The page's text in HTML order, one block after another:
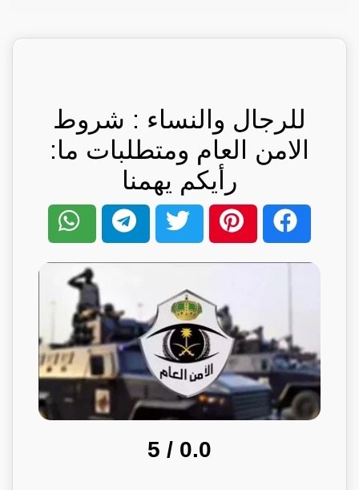
للرجال والنساء : شروط
الامن العام ومتطلبات ما:
رأيكم يهمنا
0.0
/ 5